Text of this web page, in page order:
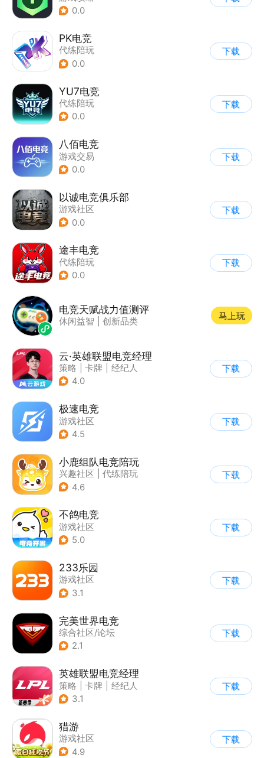
0.0
PK电竞
代练陪玩
0.0
下载
YU7电竞
代练陪玩
0.0
下载
八佰电竞
游戏交易
0.0
下载
以诚电竞俱乐部
游戏社区
0.0
下载
途丰电竞
代练陪玩
0.0
下载
电竞天赋战力值测评
休闲益智 创新品类
马上玩
云·英雄联盟电竞经理
策略 卡牌
经纪人
| 英雄联盟
4.0
下载
极速电竞
游戏社区
4.5
下载
小鹿组队电竞陪玩
兴趣社区
代练陪玩
4.6
下载
不鸽电竞
游戏社区
5.0
下载
233乐园
游戏社区
3.1
下载
完美世界电竞
综合社区/论坛
| 游戏直播
2.1
下载
英雄联盟电竞经理
策略 卡牌
经纪人
| 英雄联盟
3.1
下载
猎游
游戏社区
| 综合社区/论坛
4.9
下载